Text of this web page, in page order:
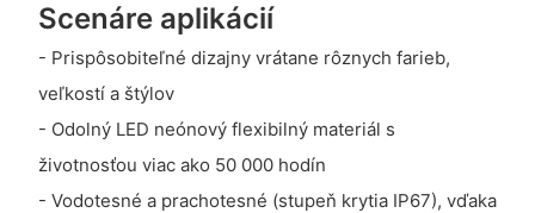
Scenáre aplikácií
- Prispôsobiteľné dizajny vrátane rôznych farieb,
veľkostí a štýlov
- Odolný LED neónový flexibilný materiál s
životnosťou viac ako 50 000 hodín
- Vodotesné a prachotesné (stupeň krytia IP67), vďaka